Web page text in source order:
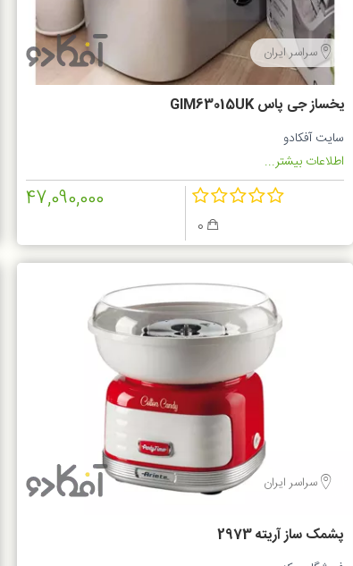
سراسر ایران
یخساز جی پاس GIM63015UK
سایت آفکادو
اطلاعات بیشتر...
47,090,000
سراسر ایران
پشمک ساز آریته 2973